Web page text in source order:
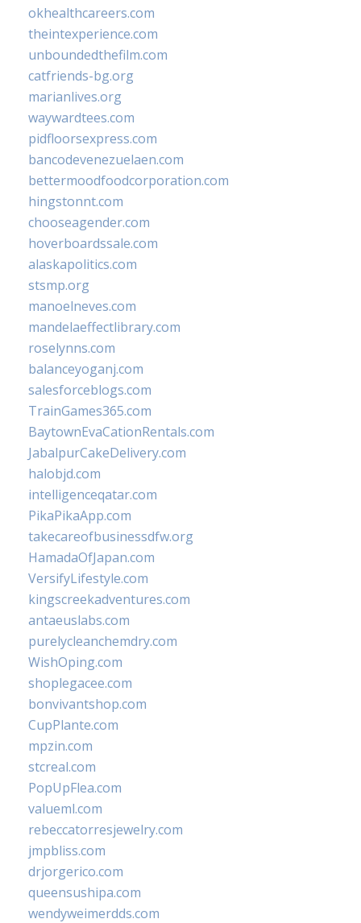
okhealthcareers.com
theintexperience.com
unboundedthefilm.com
catfriends-bg.org
marianlives.org
waywardtees.com
pidfloorsexpress.com
bancodevenezuelaen.com
bettermoodfoodcorporation.com
hingstonnt.com
chooseagender.com
hoverboardssale.com
alaskapolitics.com
stsmp.org
manoelneves.com
mandelaeffectlibrary.com
roselynns.com
balanceyoganj.com
salesforceblogs.com
TrainGames365.com
BaytownEvaCationRentals.com
JabalpurCakeDelivery.com
halobjd.com
intelligenceqatar.com
PikaPikaApp.com
takecareofbusinessdfw.org
HamadaOfJapan.com
VersifyLifestyle.com
kingscreekadventures.com
antaeuslabs.com
purelycleanchemdry.com
WishOping.com
shoplegacee.com
bonvivantshop.com
CupPlante.com
mpzin.com
stcreal.com
PopUpFlea.com
valueml.com
rebeccatorresjewelry.com
jmpbliss.com
drjorgerico.com
queensushipa.com
wendyweimerdds.com